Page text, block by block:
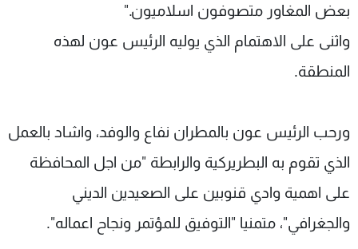
بعض المغاور متصوفون اسلاميون."
واثنى على الاهتمام الذي يوليه الرئيس عون لهذه
المنطقة.
ورحب الرئيس عون بالمطران نفاع والوفد، واشاد بالعمل
الذي تقوم به البطريركية والرابطة "من اجل المحافظة
على اهمية وادي قنوبين على الصعيدين الديني
والجغرافي"، متمنيا "التوفيق للمؤتمر ونجاح اعماله".